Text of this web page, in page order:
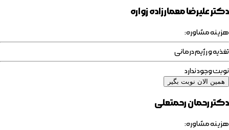
دکتر علیرضا معمارزاده زواره
هزینه مشاوره:
تغذیه و رژیم درمانی
نوبت وجود ندارد
همین الان نوبت بگیر
دکتر رحمان رحمتعلی
هزینه مشاوره: